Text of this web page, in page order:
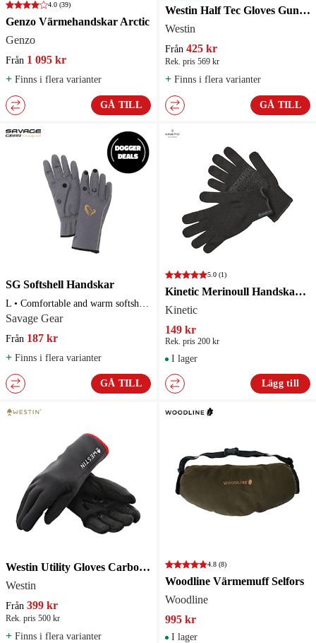
4.0 (39)
Genzo Värmehandskar Arctic
Genzo
Från 1 095 kr
+ Finns i flera varianter
GÅ TILL
Westin Half Tec Gloves Gunmetal
Westin
Från 425 kr
Rek. pris 569 kr
+ Finns i flera varianter
GÅ TILL
SG Softshell Handskar
Savage Gear
Från 187 kr
+ Finns i flera varianter
GÅ TILL
5.0 (1)
Kinetic Merinoull Handskar Svart
Kinetic
149 kr
Rek. pris 200 kr
I lager
Lägg till
Westin Utility Gloves Carbon Black
Westin
Från 399 kr
Rek. pris 500 kr
+ Finns i flera varianter
4.8 (8)
Woodline Värmemuff Selfors
Woodline
995 kr
I lager